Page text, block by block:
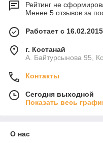
Рейтинг не
Менее 5 отзывов за
Работает с 16.02.2015
г. Костанай
А. Байтурсынова 95,
Контакты
Сегодня выходной
Показать весь
О нас